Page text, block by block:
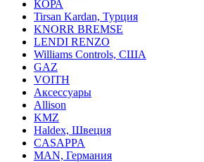
КОРА
Tirsan Kardan, Турция
KNORR BREMSE
LENDI RENZO
Williams Controls, США
GAZ
VOITH
Аксессуары
Allison
KMZ
Haldex, Швеция
CASAPPA
MAN, Германия